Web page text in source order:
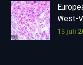
West-
15 juli